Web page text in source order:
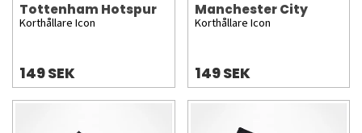
Tottenham Hotspur
Korthållare Icon
149 SEK
Manchester City
Korthållare Icon
149 SEK